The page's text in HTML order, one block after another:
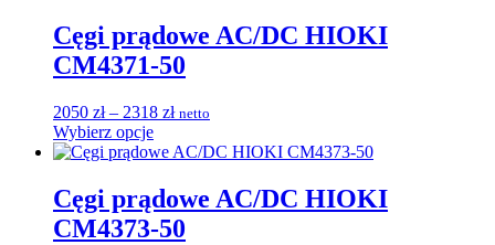
Cęgi prądowe AC/DC HIOKI
CM4371-50
2050 zł – 2318 złZakres
od
2318 zł
netto
Wybierz opcjeTen
produkt
wiele
wariantów.
Opcje
Cęgi prądowe AC/DC HIOKI
CM4373-50